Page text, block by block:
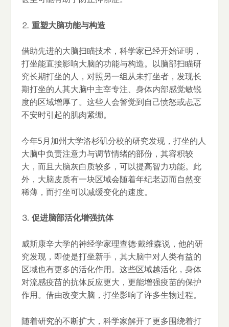
⒉重塑大脑功能与构造
借助先进的大脑扫瞄技术，科学家已经开始证明，
打坐能直接影响大脑的功能与构造。以脑部扫瞄研
究长期打坐的人，对照另一组从未打坐者，发现长
期打坐的人其大脑中主宰专注、身体内部感觉敏锐
度的区域增厚了。这些人会警觉到自己愤怒或忐忑
不安时引起的肌肉紧绷。
今年5月加州大学洛杉矶分校的研究发现，打坐的人
大脑中负责注意力与调节情绪的部份，其容积较
大，而且大脑灰白质较多，可以提高智力功能。此
外，大脑皮质有一块区域会随着年纪老迈而自然变
稀薄，而打坐可以减缓变化的速度。
⒊ 促进脑部活化增强抗体
威斯康辛大学的神经学家理查德·戴维森说，他的研
究发现，即使是打坐新手，其大脑中对人类有益的
区域也有更多的活化作用。这些区域越活化，身体
对流感疫苗的抗体反应更大，更能增强疫苗的保护
作用。借由改变大脑，打坐影响了许多生物过程。
随着研究的不断扩大，科学家解开了更多围绕着打